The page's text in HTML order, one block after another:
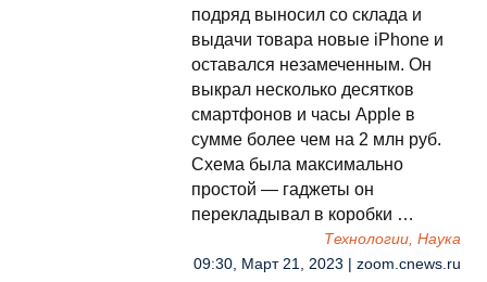
подряд выносил со склада и
выдачи товара новые iPhone и
оставался незамеченным. Он
выкрал несколько десятков
смартфонов и часы Apple в
сумме более чем на 2 млн руб.
Схема была максимально
простой — гаджеты он
перекладывал в коробки …
Технологии, Наука
09:30, Март 21, 2023 | zoom.cnews.ru